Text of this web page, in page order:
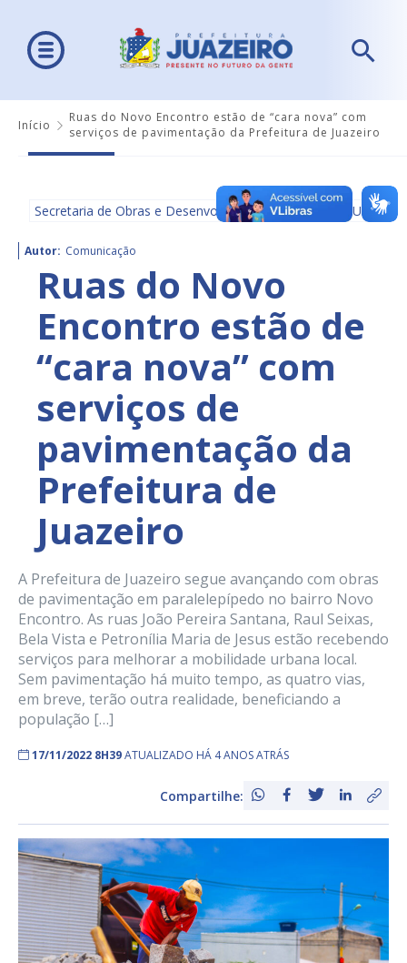
Início
Ruas do Novo Encontro estão de “cara nova” com
serviços de pavimentação da Prefeitura de Juazeiro
Secretaria de Obras e Desenvolvimento Urbano - SEDUR
Autor: Comunicação
Ruas do Novo
Encontro estão de
“cara nova” com
serviços de
pavimentação da
Prefeitura de
Juazeiro
A Prefeitura de Juazeiro segue avançando com obras
de pavimentação em paralelepípedo no bairro Novo
Encontro. As ruas João Pereira Santana, Raul Seixas,
Bela Vista e Petronília Maria de Jesus estão recebendo
serviços para melhorar a mobilidade urbana local.
Sem pavimentação há muito tempo, as quatro vias,
em breve, terão outra realidade, beneficiando a
população […]
17/11/2022 8H39ATUALIZADO HÁ 4 ANOS ATRÁS
Compartilhe: